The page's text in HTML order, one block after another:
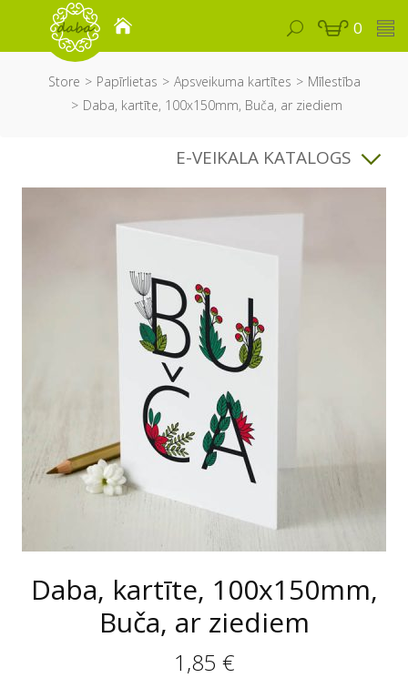
0
Store Papīrlietas Apsveikuma kartītes
Mīlestība
Daba, kartīte, 100x150mm, Buča, ar ziediem
E-VEIKALA KATALOGS
Daba, kartīte, 100x150mm,
Buča, ar ziediem
1,85 €